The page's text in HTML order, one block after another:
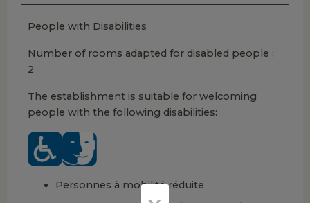
People with Disabilities
Number of rooms adapted for disabled people :
2
The establishment is suitable for welcoming
people with the following disabilities:
Personnes à mobilité réduite